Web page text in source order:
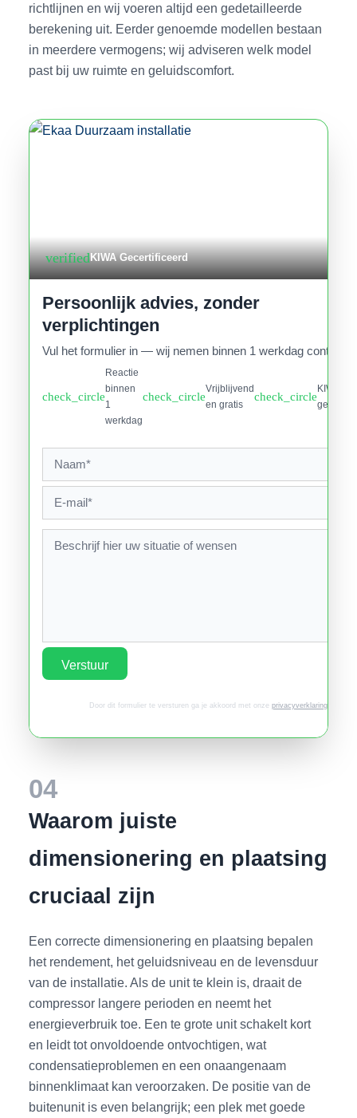
richtlijnen en wij voeren altijd een gedetailleerde
berekening uit. Eerder genoemde modellen bestaan
in meerdere vermogens; wij adviseren welk model
past bij uw ruimte en geluidscomfort.
verifiedKIWA Gecertificeerd
Persoonlijk advies, zonder
verplichtingen
Vul het formulier in — wij nemen binnen 1 werkdag contact
check_circle
Reactie
binnen
1
werkdag
check_circle
Vrijblijvend
en gratis
check_circle
KIWA
Verstuur
Door dit formulier te versturen ga je akkoord met onze privacyverklaring.
04
Waarom juiste
dimensionering en plaatsing
cruciaal zijn
Een correcte dimensionering en plaatsing bepalen
het rendement, het geluidsniveau en de levensduur
van de installatie. Als de unit te klein is, draait de
compressor langere perioden en neemt het
energieverbruik toe. Een te grote unit schakelt kort
en leidt tot onvoldoende ontvochtigen, wat
condensatieproblemen en een onaangenaam
binnenklimaat kan veroorzaken. De positie van de
buitenunit is even belangrijk; een plek met goede